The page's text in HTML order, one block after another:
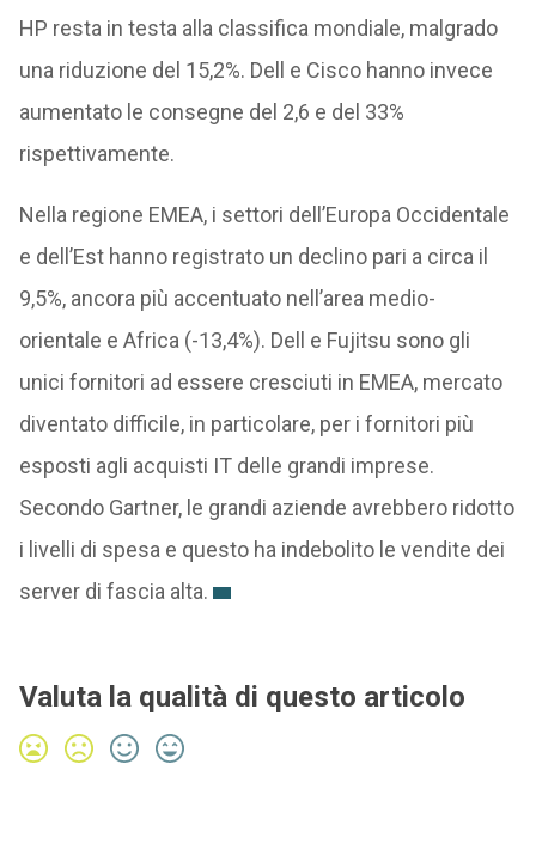
HP resta in testa alla classifica mondiale, malgrado
una riduzione del 15,2%. Dell e Cisco hanno invece
aumentato le consegne del 2,6 e del 33%
rispettivamente.
Nella regione EMEA, i settori dell’Europa Occidentale
e dell’Est hanno registrato un declino pari a circa il
9,5%, ancora più accentuato nell’area medio-
orientale e Africa (-13,4%). Dell e Fujitsu sono gli
unici fornitori ad essere cresciuti in EMEA, mercato
diventato difficile, in particolare, per i fornitori più
esposti agli acquisti IT delle grandi imprese.
Secondo Gartner, le grandi aziende avrebbero ridotto
i livelli di spesa e questo ha indebolito le vendite dei
server di fascia alta.
Valuta la qualità di questo articolo